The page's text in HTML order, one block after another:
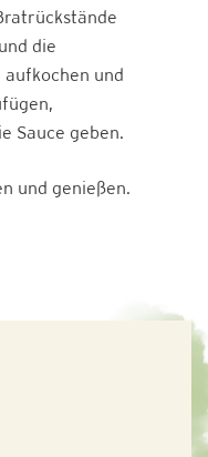
die
aufkochen und
Sauce geben.
und genießen.